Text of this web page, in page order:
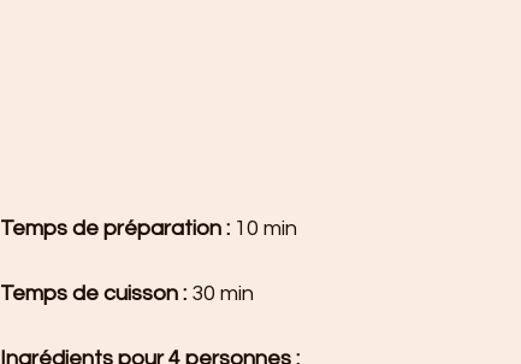
Temps de préparation : 10 min
Temps de cuisson : 30 min
Ingrédients pour 4 personnes :